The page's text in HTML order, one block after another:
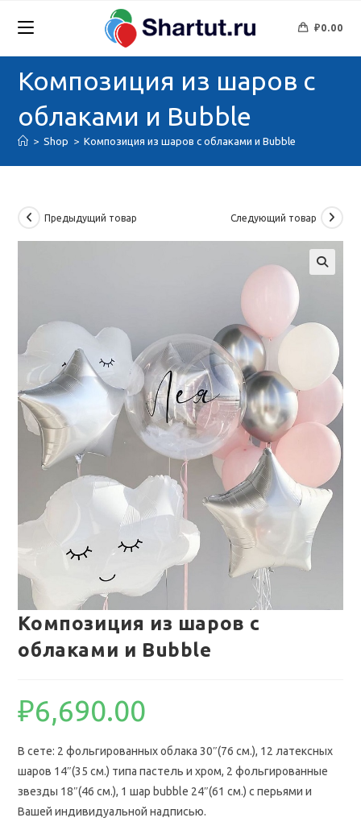
₽0.00
Композиция из шаров с
облаками и Bubble
> Shop > Композиция из шаров с облаками и Bubble
Предыдущий товар Следующий товар
Композиция из шаров с
облаками и Bubble
₽6,690.00
В сете: 2 фольгированных облака 30″(76 см.), 12 латексных
шаров 14″(35 см.) типа пастель и хром, 2 фольгированные
звезды 18″(46 см.), 1 шар bubble 24″(61 см.) с перьями и
Вашей индивидуальной надписью.